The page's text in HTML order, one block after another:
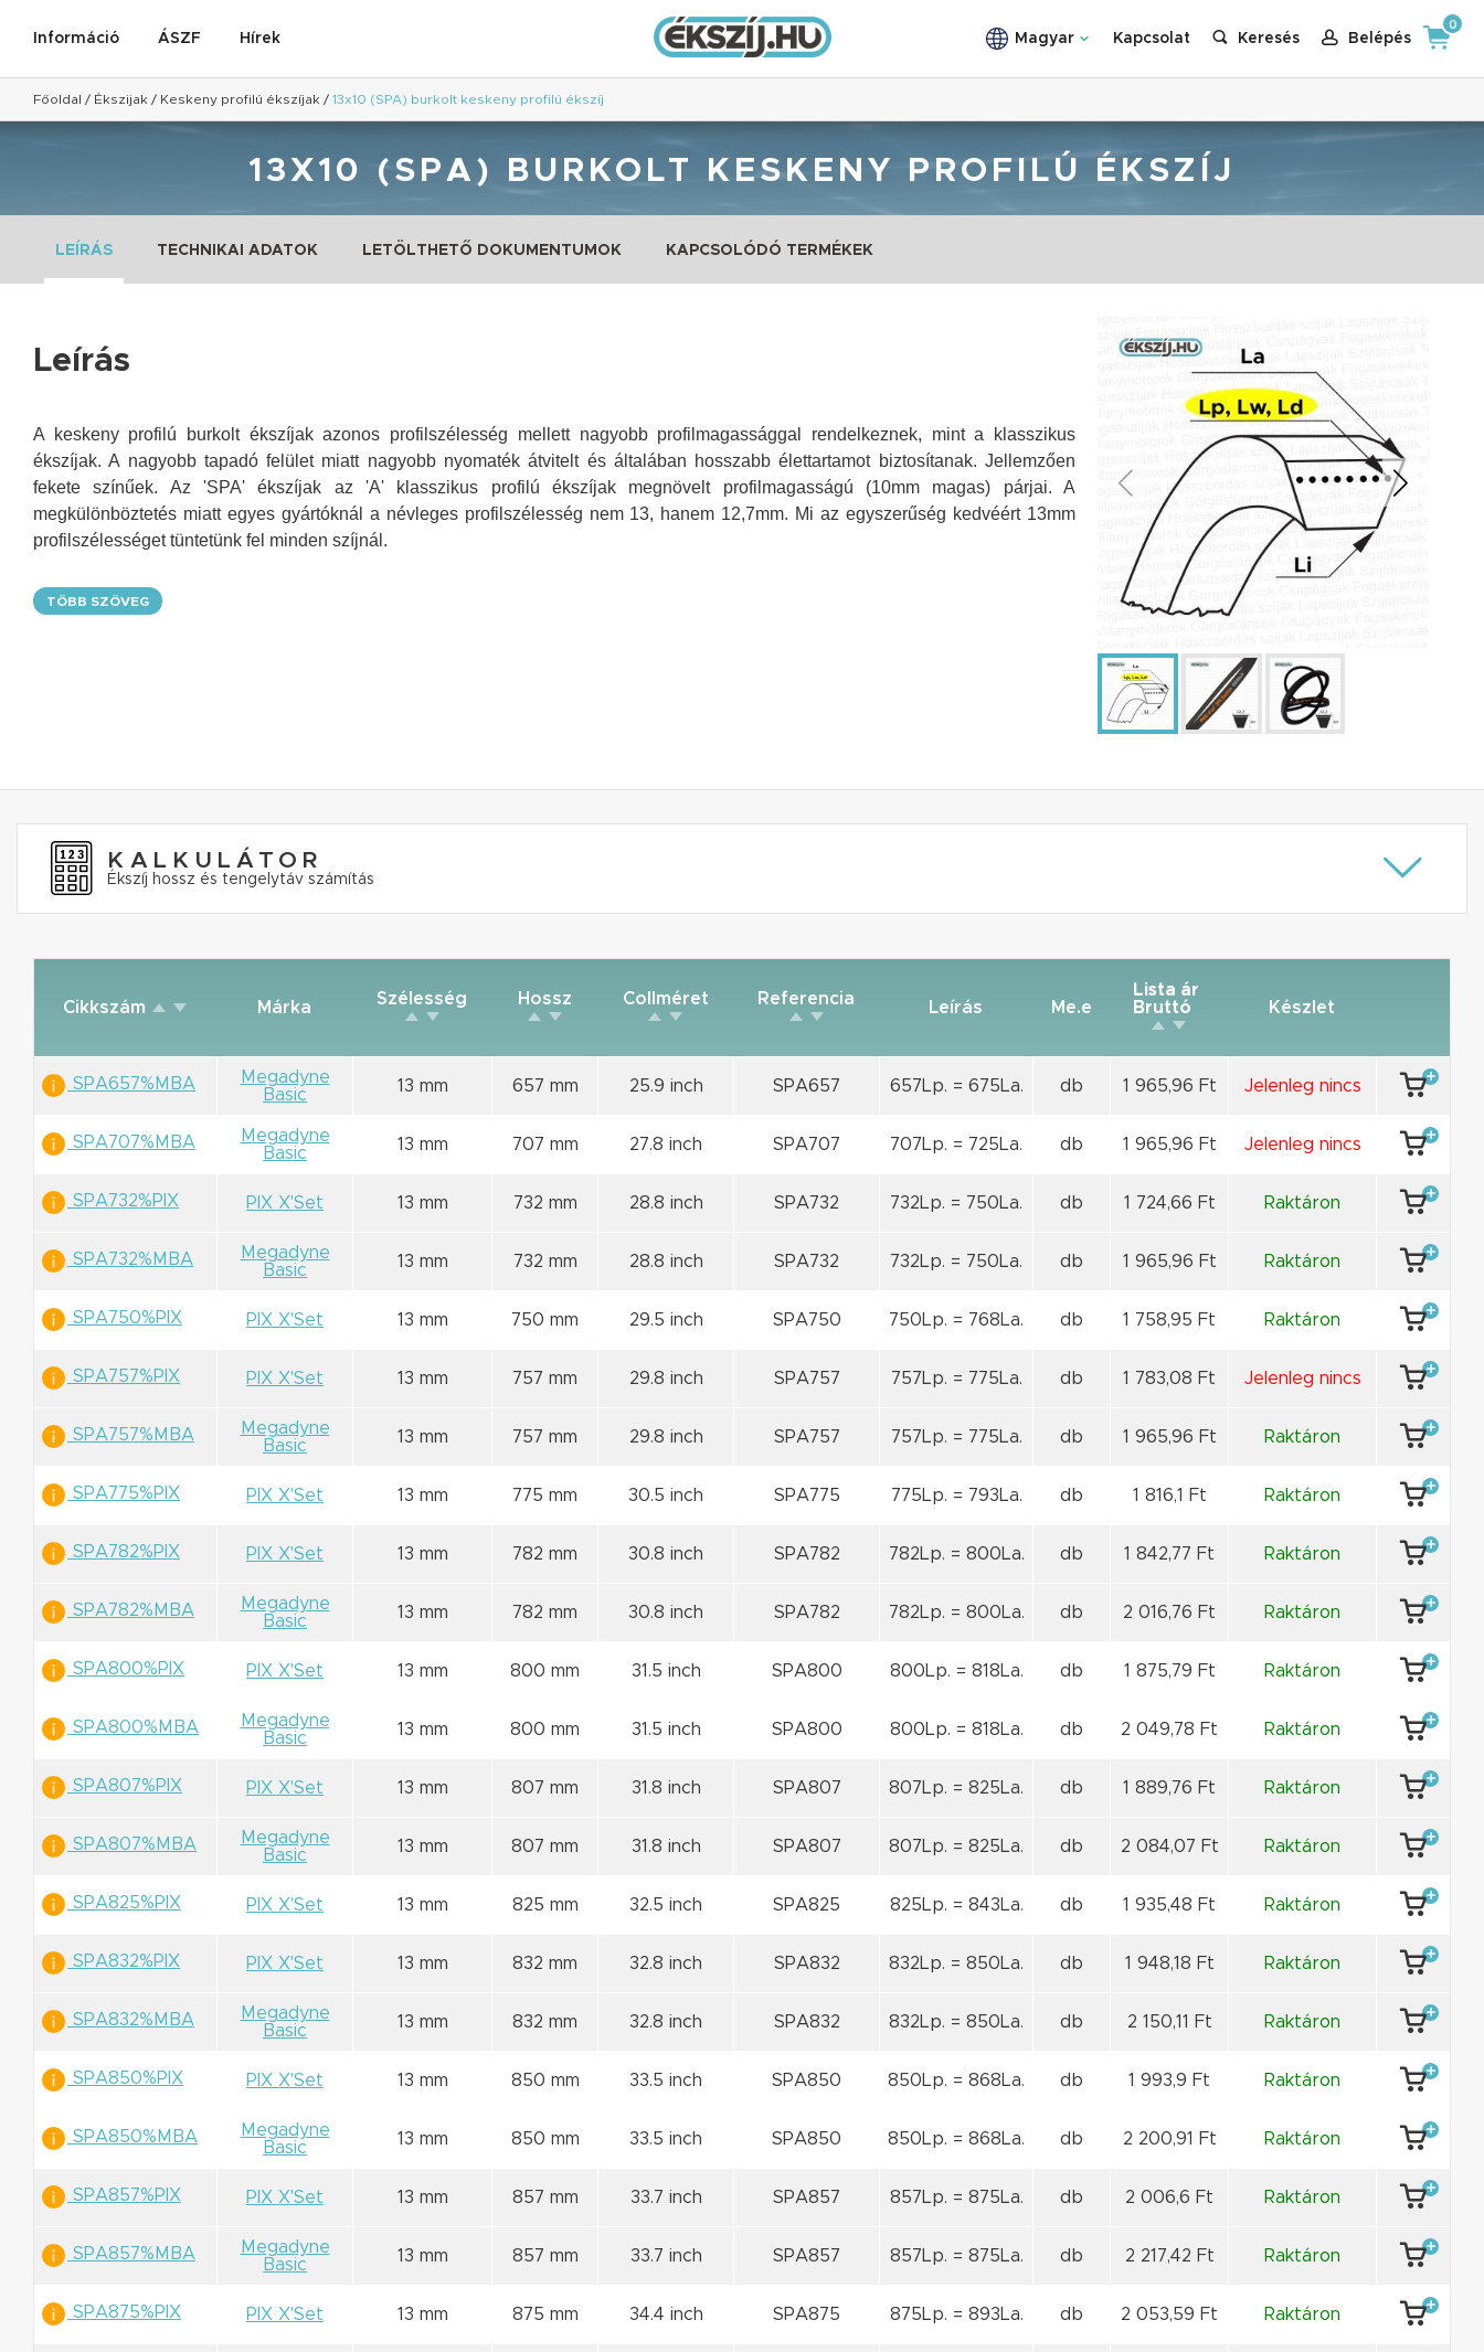
Információ ÁSZF Hírek Magyar Kapcsolat Keresés Belépés
0
Főoldal / Ékszijak / Keskeny profilú ékszíjak / 13x10 (SPA) burkolt keskeny profilú ékszíj
13X10 (SPA) BURKOLT KESKENY PROFILÚ ÉKSZÍJ
LEÍRÁS TECHNIKAI ADATOK LETÖLTHETŐ DOKUMENTUMOK KAPCSOLÓDÓ TERMÉKEK
Leírás
A keskeny profilú burkolt ékszíjak azonos profilszélesség mellett nagyobb profilmagassággal rendelkeznek, mint a klasszikus
ékszíjak. A nagyobb tapadó felület miatt nagyobb nyomaték átvitelt és általában hosszabb élettartamot biztosítanak. Jellemzően
fekete színűek. Az 'SPA' ékszíjak az 'A' klasszikus profilú ékszíjak megnövelt profilmagasságú (10mm magas) párjai. A
megkülönböztetés miatt egyes gyártóknál a névleges profilszélesség nem 13, hanem 12,7mm. Mi az egyszerűség kedvéért 13mm
profilszélességet tüntetünk fel minden szíjnál.
TÖBB SZÖVEG
KALKULÁTOR
Ékszíj hossz és tengelytáv számítás
Cikkszám Márka Szélesség Hossz Collméret Referencia Leírás Me.e
Lista ár
Bruttó
Készlet
SPA657%MBA
Megadyne
Basic
13 mm 657 mm 25.9 inch SPA657 657Lp. = 675La. db 1 965,96 Ft Jelenleg nincs
SPA707%MBA
Megadyne
Basic
13 mm 707 mm 27.8 inch SPA707 707Lp. = 725La. db 1 965,96 Ft Jelenleg nincs
SPA732%PIX PIX X'Set 13 mm 732 mm 28.8 inch SPA732 732Lp. = 750La. db 1 724,66 Ft Raktáron
SPA732%MBA
Megadyne
Basic
13 mm 732 mm 28.8 inch SPA732 732Lp. = 750La. db 1 965,96 Ft Raktáron
SPA750%PIX PIX X'Set 13 mm 750 mm 29.5 inch SPA750 750Lp. = 768La. db 1 758,95 Ft Raktáron
SPA757%PIX PIX X'Set 13 mm 757 mm 29.8 inch SPA757 757Lp. = 775La. db 1 783,08 Ft Jelenleg nincs
SPA757%MBA
Megadyne
Basic
13 mm 757 mm 29.8 inch SPA757 757Lp. = 775La. db 1 965,96 Ft Raktáron
SPA775%PIX PIX X'Set 13 mm 775 mm 30.5 inch SPA775 775Lp. = 793La. db 1 816,1 Ft Raktáron
SPA782%PIX PIX X'Set 13 mm 782 mm 30.8 inch SPA782 782Lp. = 800La. db 1 842,77 Ft Raktáron
SPA782%MBA
Megadyne
Basic
13 mm 782 mm 30.8 inch SPA782 782Lp. = 800La. db 2 016,76 Ft Raktáron
SPA800%PIX PIX X'Set 13 mm 800 mm 31.5 inch SPA800 800Lp. = 818La. db 1 875,79 Ft Raktáron
SPA800%MBA
Megadyne
Basic
13 mm 800 mm 31.5 inch SPA800 800Lp. = 818La. db 2 049,78 Ft Raktáron
SPA807%PIX PIX X'Set 13 mm 807 mm 31.8 inch SPA807 807Lp. = 825La. db 1 889,76 Ft Raktáron
SPA807%MBA
Megadyne
Basic
13 mm 807 mm 31.8 inch SPA807 807Lp. = 825La. db 2 084,07 Ft Raktáron
SPA825%PIX PIX X'Set 13 mm 825 mm 32.5 inch SPA825 825Lp. = 843La. db 1 935,48 Ft Raktáron
SPA832%PIX PIX X'Set 13 mm 832 mm 32.8 inch SPA832 832Lp. = 850La. db 1 948,18 Ft Raktáron
SPA832%MBA
Megadyne
Basic
13 mm 832 mm 32.8 inch SPA832 832Lp. = 850La. db 2 150,11 Ft Raktáron
SPA850%PIX PIX X'Set 13 mm 850 mm 33.5 inch SPA850 850Lp. = 868La. db 1 993,9 Ft Raktáron
SPA850%MBA
Megadyne
Basic
13 mm 850 mm 33.5 inch SPA850 850Lp. = 868La. db 2 200,91 Ft Raktáron
SPA857%PIX PIX X'Set 13 mm 857 mm 33.7 inch SPA857 857Lp. = 875La. db 2 006,6 Ft Raktáron
SPA857%MBA
Megadyne
Basic
13 mm 857 mm 33.7 inch SPA857 857Lp. = 875La. db 2 217,42 Ft Raktáron
SPA875%PIX PIX X'Set 13 mm 875 mm 34.4 inch SPA875 875Lp. = 893La. db 2 053,59 Ft Raktáron